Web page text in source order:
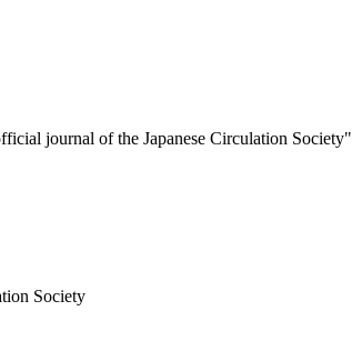
journal of the Japanese Circulation Society"
Society